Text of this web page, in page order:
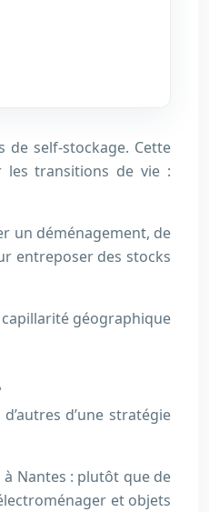
de self-stockage. Cette
les transitions de vie :
un déménagement, de
entreposer des stocks
capillarité géographique
d’une stratégie
Nantes : plutôt que de
et objets